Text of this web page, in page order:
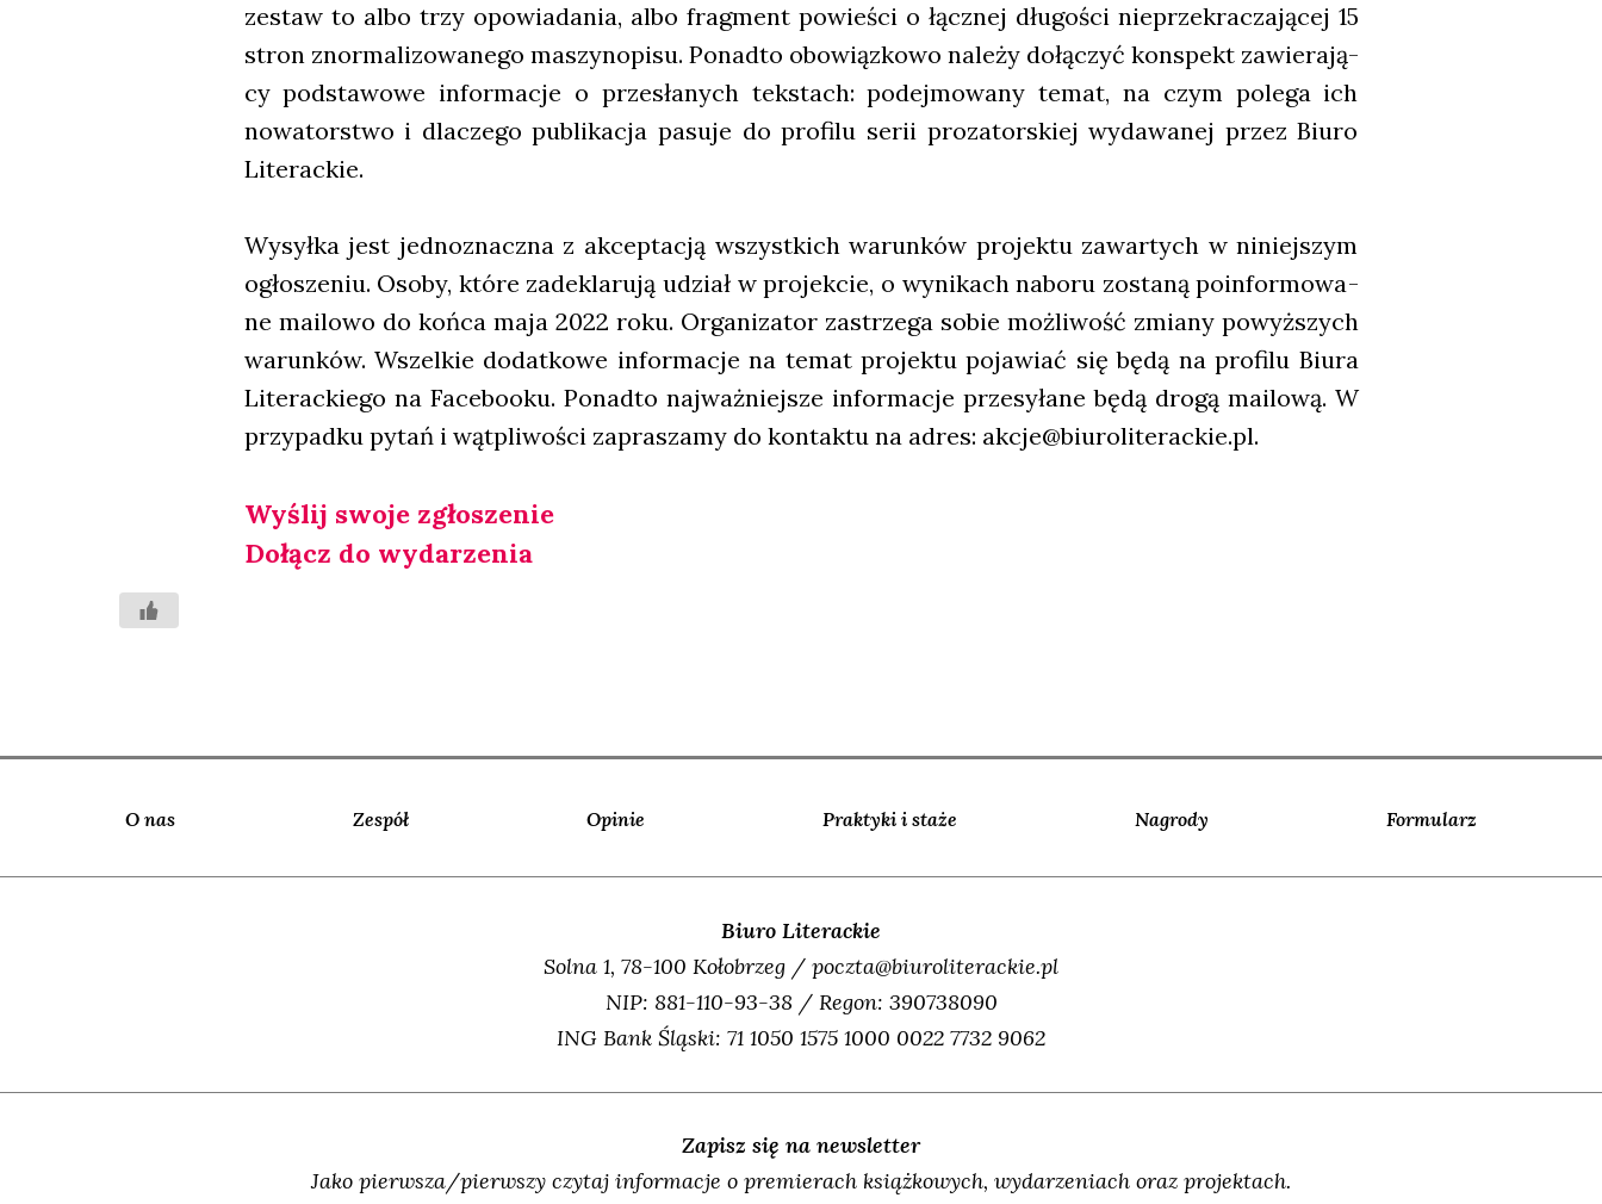
zestaw to albo trzy opo­wia­da­nia, albo frag­ment powie­ści o łącz­nej dłu­go­ści nie­prze­kra­cza­ją­cej 15
stron znor­ma­li­zo­wa­ne­go maszy­no­pi­su. Ponad­to obo­wiąz­ko­wo nale­ży dołą­czyć kon­spekt zawie­ra­ją­
cy pod­sta­wo­we infor­ma­cje o prze­sła­nych tek­stach: podej­mo­wa­ny temat, na czym pole­ga ich
nowa­tor­stwo i dla­cze­go publi­ka­cja pasu­je do pro­fi­lu serii pro­za­tor­skiej wyda­wa­nej przez Biu­ro
Lite­rac­kie.
Wysył­ka jest jed­no­znacz­na z akcep­ta­cją wszyst­kich warun­ków pro­jek­tu zawar­tych w niniej­szym
ogło­sze­niu. Oso­by, któ­re zade­kla­ru­ją udział w pro­jek­cie, o wyni­kach nabo­ru zosta­ną poin­for­mo­wa­
ne mailo­wo do koń­ca maja 2022 roku. Orga­ni­za­tor zastrze­ga sobie moż­li­wość zmia­ny powyż­szych
warun­ków. Wszel­kie dodat­ko­we infor­ma­cje na temat pro­jek­tu poja­wiać się będą na pro­fi­lu Biu­ra
Lite­rac­kie­go na Face­bo­oku. Ponad­to naj­waż­niej­sze infor­ma­cje prze­sy­ła­ne będą dro­gą mailo­wą. W
przy­pad­ku pytań i wąt­pli­wo­ści zapra­sza­my do kon­tak­tu na adres: akcje@biuroliterackie.pl.
Wyślij swo­je zgło­sze­nie
Dołącz do wyda­rze­nia
O nas Zespół Opinie Praktyki i staże Nagrody Formularz
Biuro Literackie
Solna 1, 78-100 Kołobrzeg / poczta@biuroliterackie.pl
NIP: 881-110-93-38 / Regon: 390738090
ING Bank Śląski: 71 1050 1575 1000 0022 7732 9062
Zapisz się na newsletter
Jako pierwsza/pierwszy czytaj informacje o premierach książkowych, wydarzeniach oraz projektach.